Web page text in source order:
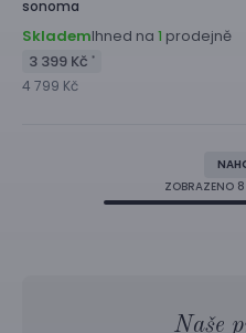
sonoma
SklademIhned na 1 prodejně
3 399 Kč *
4 799 Kč
ZOBRAZENO 8
Naše